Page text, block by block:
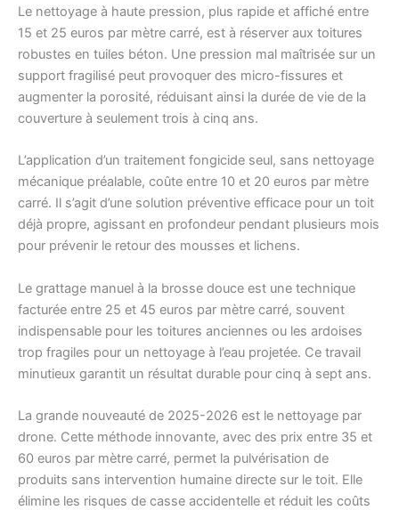
Le nettoyage à haute pression, plus rapide et affiché entre
15 et 25 euros par mètre carré, est à réserver aux toitures
robustes en tuiles béton. Une pression mal maîtrisée sur un
support fragilisé peut provoquer des micro-fissures et
augmenter la porosité, réduisant ainsi la durée de vie de la
couverture à seulement trois à cinq ans.
L’application d’un traitement fongicide seul, sans nettoyage
mécanique préalable, coûte entre 10 et 20 euros par mètre
carré. Il s’agit d’une solution préventive efficace pour un toit
déjà propre, agissant en profondeur pendant plusieurs mois
pour prévenir le retour des mousses et lichens.
Le grattage manuel à la brosse douce est une technique
facturée entre 25 et 45 euros par mètre carré, souvent
indispensable pour les toitures anciennes ou les ardoises
trop fragiles pour un nettoyage à l’eau projetée. Ce travail
minutieux garantit un résultat durable pour cinq à sept ans.
La grande nouveauté de 2025-2026 est le nettoyage par
drone. Cette méthode innovante, avec des prix entre 35 et
60 euros par mètre carré, permet la pulvérisation de
produits sans intervention humaine directe sur le toit. Elle
élimine les risques de casse accidentelle et réduit les coûts